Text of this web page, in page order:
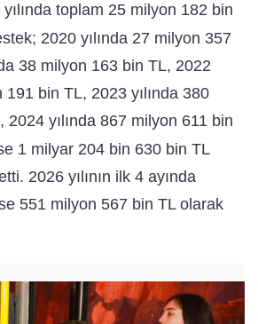
toplam 25 milyon 182 bin
2020 yılında 27 milyon 357
38 milyon 163 bin TL, 2022
191 bin TL, 2023 yılında 380
yılında 867 milyon 611 bin
1 milyar 204 bin 630 bin TL
2026 yılının ilk 4 ayında
551 milyon 567 bin TL olarak